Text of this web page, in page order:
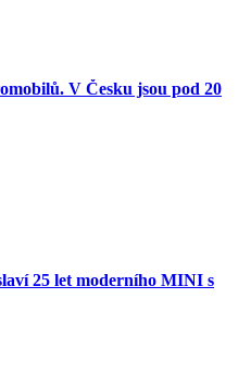
V Česku jsou pod 20
25 let moderního MINI s